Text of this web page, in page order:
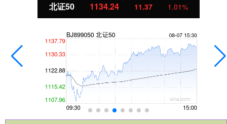
北证50 1134.24 11.37 1.01%